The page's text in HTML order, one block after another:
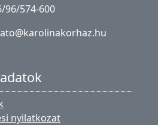
96/574-600
nyilatkozat